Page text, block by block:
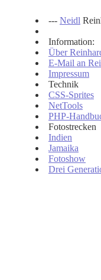
--- Neidl
Information:
Über
E-Mail an
Impressum
Technik
CSS-Sprites
NetTools
PHP-
Fotostrecken
Indien
Jamaika
Fotoshow
Drei